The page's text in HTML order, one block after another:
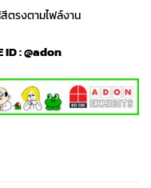
ตรงตามไฟล์งาน
ID :@adon